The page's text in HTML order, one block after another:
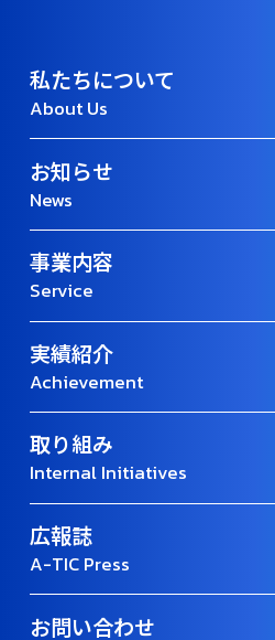
私たちについて
About Us
お知らせ
News
事業内容
Service
実績紹介
Achievement
取り組み
Internal Initiatives
広報誌
A-TIC Press
お問い合わせ